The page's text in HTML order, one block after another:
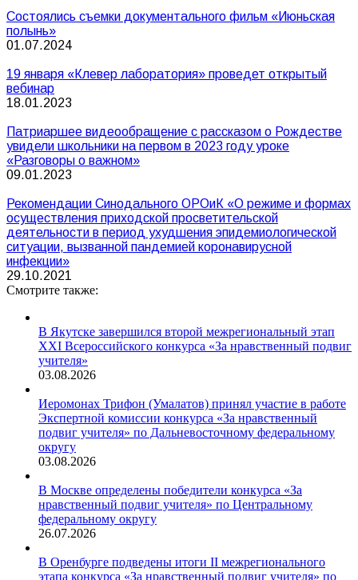
Состоялись съемки документального фильм «Июньская
полынь»
01.07.2024
19 января «Клевер лаборатория» проведет открытый
вебинар
18.01.2023
Патриаршее видеообращение с рассказом о Рождестве
увидели школьники на первом в 2023 году уроке
«Разговоры о важном»
09.01.2023
Рекомендации Синодального ОРОиК «О режиме и формах
осуществления приходской просветительской
деятельности в период ухудшения эпидемиологической
ситуации, вызванной пандемией коронавирусной
инфекции»
29.10.2021
Смотрите также:
В Якутске завершился второй межрегиональный этап
XXI Всероссийского конкурса «За нравственный подвиг
учителя»
03.08.2026
Иеромонах Трифон (Умалатов) принял участие в работе
Экспертной комиссии конкурса «За нравственный
подвиг учителя» по Дальневосточному федеральному
округу
03.08.2026
В Москве определены победители конкурса «За
нравственный подвиг учителя» по Центральному
федеральному округу
26.07.2026
В Оренбурге подведены итоги II межрегионального
этапа конкурса «За нравственный подвиг учителя» по